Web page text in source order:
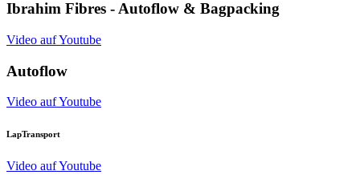
Ibrahim Fibres - Autoflow & Bagpacking
Video auf Youtube
Autoflow
Video auf Youtube
LapTransport
Video auf Youtube